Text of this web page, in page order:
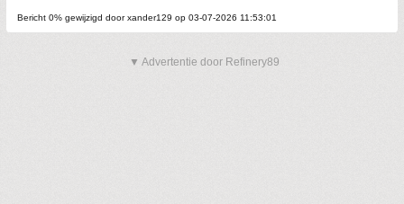
Bericht 0% gewijzigd door xander129 op 03-07-2026 11:53:01
▼ Advertentie door Refinery89